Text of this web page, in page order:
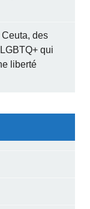
des
qui
liberté